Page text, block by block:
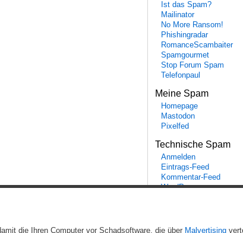
Ist das Spam?
Mailinator
No More Ransom!
Phishingradar
RomanceScambaiter
Spamgourmet
Stop Forum Spam
Telefonpaul
Meine Spam
Homepage
Mastodon
Pixelfed
Technische Spam
Anmelden
Eintrags-Feed
Kommentar-Feed
WordPress.org
(RSS)undKommentare (RSS).
die Ihren Computer vor Schadsoftware, die über Malvertising